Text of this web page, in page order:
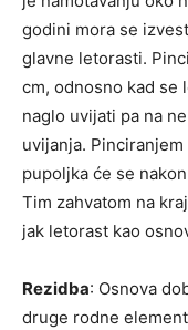
godini mora se
glavne letorasti.
cm, odnosno kad se
naglo uvijati pa na
uvijanja.
pupoljka će se
Tim zahvatom na
jak letorast kao
Rezidba: Osnova
druge rodne